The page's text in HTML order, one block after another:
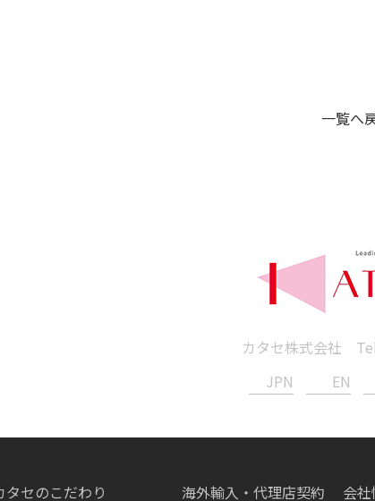
一覧へ
カタセ株式会社
JPN
EN
タセのこだわり 海外輸入・代理店契約 会